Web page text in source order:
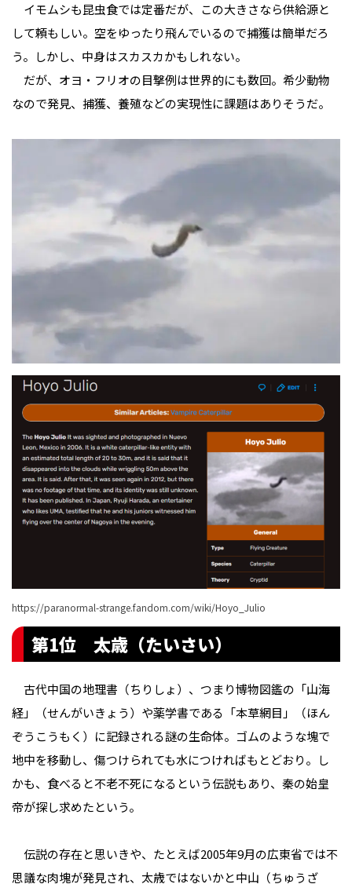
イモムシも昆虫食では定番だが、この大きさなら供給源と
して頼もしい。空をゆったり飛んでいるので捕獲は簡単だろ
う。しかし、中身はスカスカかもしれない。
だが、オヨ・フリオの目撃例は世界的にも数回。希少動物
なので発見、捕獲、養殖などの実現性に課題はありそうだ。
https://paranormal-strange.fandom.com/wiki/Hoyo_Julio
第1位 太歳（たいさい）
古代中国の地理書（ちりしょ）、つまり博物図鑑の「山海
経」（せんがいきょう）や薬学書である「本草網目」（ほん
ぞうこうもく）に記録される謎の生命体。ゴムのような塊で
地中を移動し、傷つけられても水につければもとどおり。し
かも、食べると不老不死になるという伝説もあり、秦の始皇
帝が探し求めたという。
伝説の存在と思いきや、たとえば2005年9月の広東省では不
思議な肉塊が発見され、太歳ではないかと中山（ちゅうざ